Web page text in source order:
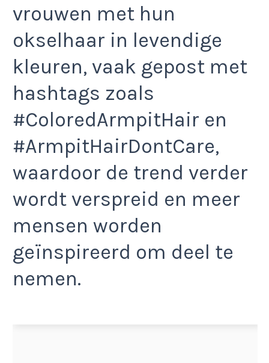
vrouwen met hun
okselhaar in levendige
kleuren, vaak gepost met
hashtags zoals
#ColoredArmpitHair en
#ArmpitHairDontCare,
waardoor de trend verder
wordt verspreid en meer
mensen worden
geïnspireerd om deel te
nemen.